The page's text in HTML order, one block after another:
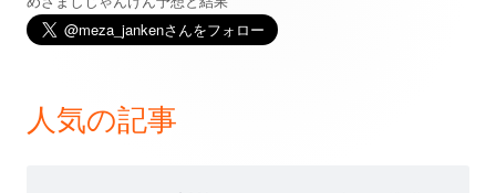
メ
ン
人気の記事